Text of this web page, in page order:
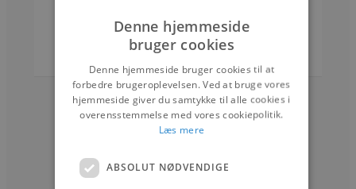
Postgaarden til salg
20. FEBRUAR 2026
Denne hjemmeside
bruger cookies
Denne hjemmeside bruger cookies til at
forbedre brugeroplevelsen. Ved at bruge vores
hjemmeside giver du samtykke til alle cookies i
overensstemmelse med vores cookiepolitik.
Læs mere
ABSOLUT NØDVENDIGE